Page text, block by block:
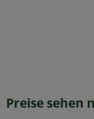
Preise sehen